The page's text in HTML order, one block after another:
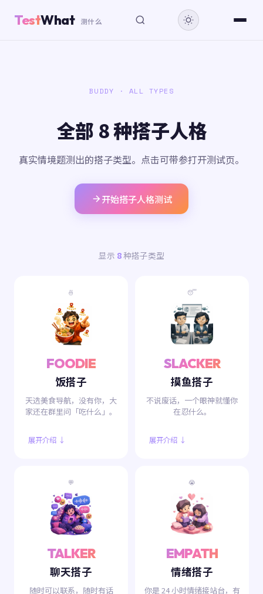
TestWhat 测什么
BUDDY · ALL TYPES
全部 8 种搭子人格
真实情境题测出的搭子类型。点击可带参打开测试页。
开始搭子人格测试
显示 8种搭子类型
🍜
FOODIE
饭搭子
天选美食导航，没有你，大
家还在群里问「吃什么」。
展开介绍 ↓
😴
SLACKER
摸鱼搭子
不说废话，一个眼神就懂你
在忍什么。
展开介绍 ↓
💬
TALKER
聊天搭子
随时可以联系，随时有话
😭
EMPATH
情绪搭子
你是 24 小时情绪接站台，有